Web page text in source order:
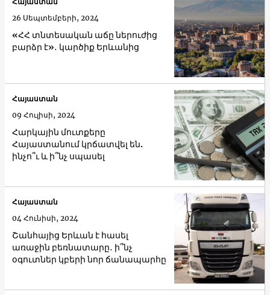
«ՀՀ տնտեսական աճը ներուժից
բարձր է»․ կարծիք Երևանից
26 Սեպտեմբերի, 2024
Հարկային մուտքերը
Հայաստանում կրճատվել են.
ինչո՞ւ և ի՞նչ սպասել
Հայաստան
09 Հուլիսի, 2024
Շանհայից Երևան է հասել
առաջին բեռնատարը․ ի՞նչ
օգուտներ կբերի նոր ճանապարհը
Հայաստան
04 Հունիսի, 2024